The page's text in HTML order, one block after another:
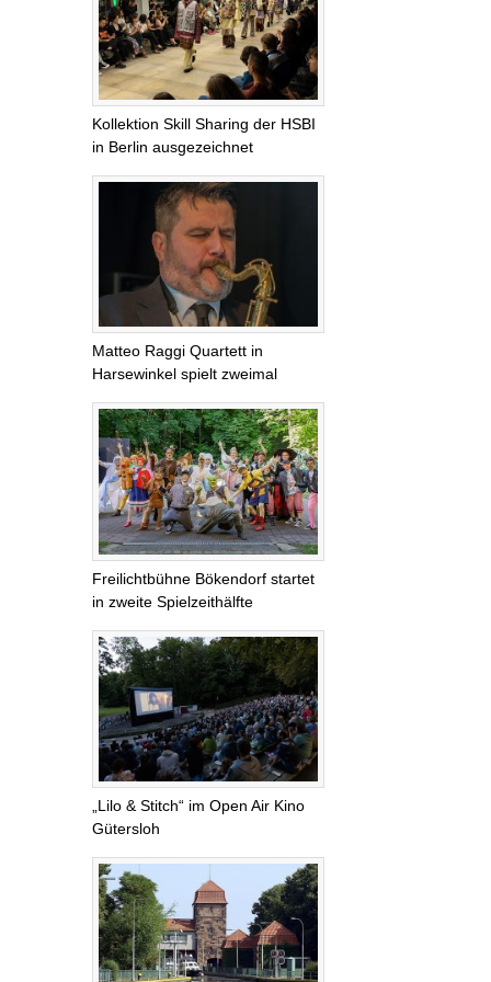
Kollektion Skill Sharing der HSBI
in Berlin ausgezeichnet
Matteo Raggi Quartett in
Harsewinkel spielt zweimal
Freilichtbühne Bökendorf startet
in zweite Spielzeithälfte
„Lilo & Stitch“ im Open Air Kino
Gütersloh